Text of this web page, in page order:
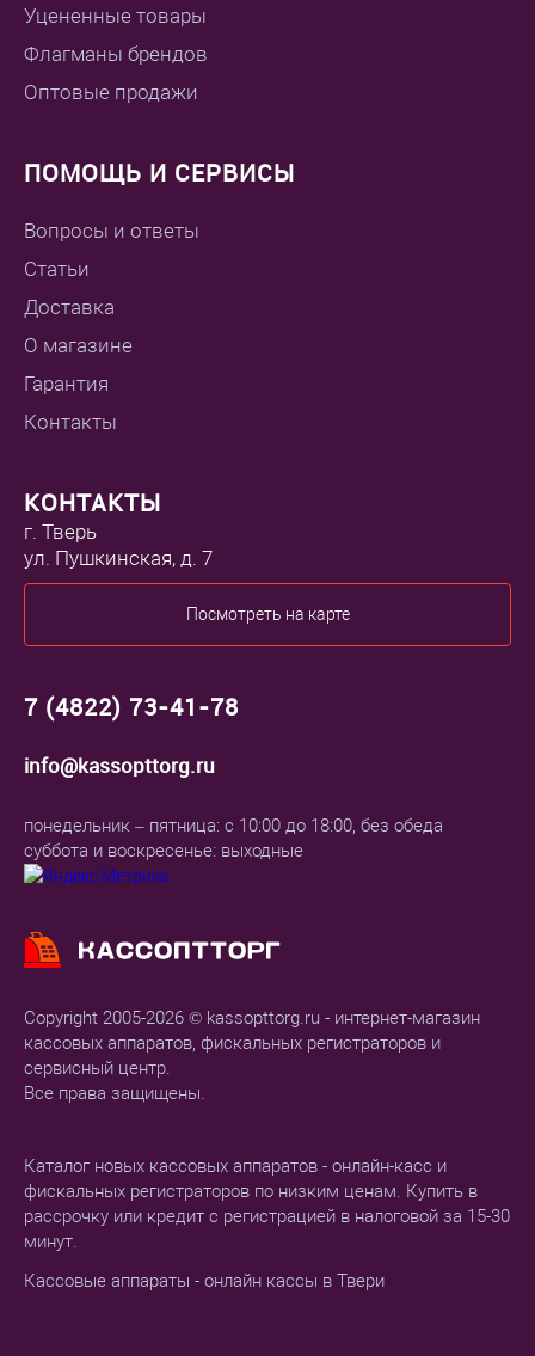
Уцененные товары
Флагманы брендов
Оптовые продажи
ПОМОЩЬ И СЕРВИСЫ
Вопросы и ответы
Статьи
Доставка
О магазине
Гарантия
Контакты
Copyright 2005-2026 © kassopttorg.ru - интернет-магазин
кассовых аппаратов, фискальных регистраторов и
сервисный центр.
Все права защищены.
Каталог новых кассовых аппаратов - онлайн-касс и
фискальных регистраторов по низким ценам. Купить в
рассрочку или кредит с регистрацией в налоговой за 15-30
минут.
Кассовые аппараты - онлайн кассы в Твери
КОНТАКТЫ
г. Тверь
ул. Пушкинская, д. 7
Посмотреть на карте
7 (4822) 73-41-78
info@kassopttorg.ru
понедельник – пятница: с 10:00 до 18:00, без обеда
суббота и воскресенье: выходные